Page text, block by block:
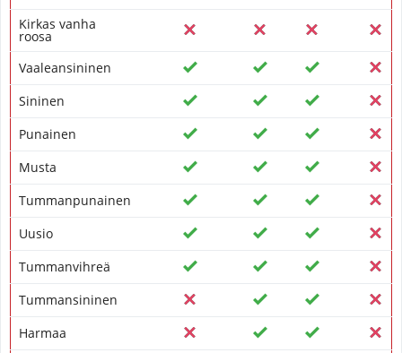
Kirkas vanha
roosa
Vaaleansininen
Sininen
Punainen
Musta
Tummanpunainen
Uusio
Tummanvihreä
Tummansininen
Harmaa